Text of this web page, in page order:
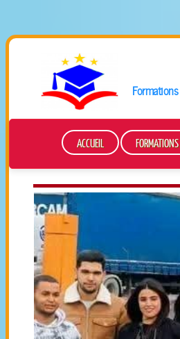
Formations
ACCUEIL FORMATIONS